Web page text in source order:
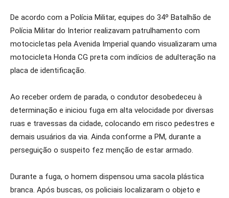
De acordo com a Polícia Militar, equipes do 34º Batalhão de
Polícia Militar do Interior realizavam patrulhamento com
motocicletas pela Avenida Imperial quando visualizaram uma
motocicleta Honda CG preta com indícios de adulteração na
placa de identificação.
Ao receber ordem de parada, o condutor desobedeceu à
determinação e iniciou fuga em alta velocidade por diversas
ruas e travessas da cidade, colocando em risco pedestres e
demais usuários da via. Ainda conforme a PM, durante a
perseguição o suspeito fez menção de estar armado.
Durante a fuga, o homem dispensou uma sacola plástica
branca. Após buscas, os policiais localizaram o objeto e